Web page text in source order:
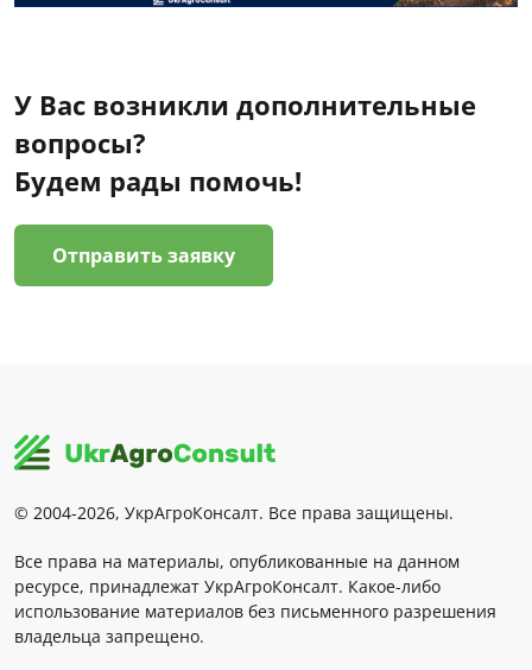
У Вас возникли дополнительные
вопросы?
Будем рады помочь!
Отправить заявку
© 2004-2026, УкрАгроКонсалт. Все права защищены.
Все права на материалы, опубликованные на данном
ресурсе, принадлежат УкрАгроКонсалт. Какое-либо
использование материалов без письменного разрешения
владельца запрещено.